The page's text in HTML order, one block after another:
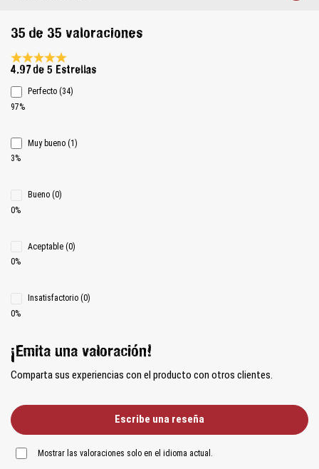
35 de 35 valoraciones
Calificación promedio de 4.9 de 5 estrellas
4.97 de 5 Estrellas
Perfecto (34)
97%
Muy bueno (1)
3%
Bueno (0)
0%
Aceptable (0)
0%
Insatisfactorio (0)
0%
¡Emita una valoración!
Comparta sus experiencias con el producto con otros clientes.
Escribe una reseña
Mostrar las valoraciones solo en el idioma actual.